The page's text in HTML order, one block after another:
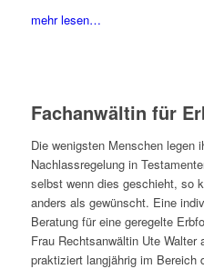
mehr lesen…
Fachanwältin für
Die wenigsten Menschen legen
Nachlassregelung in
selbst wenn dies geschieht, so
anders als gewünscht. Eine
Beratung für eine geregelte
Frau Rechtsanwältin Ute Walter
praktiziert langjährig im Bereich